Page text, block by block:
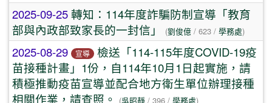
2025-09-25轉知：114年度詐騙防制宣導「教育
部與內政部致家長的一封信」
(劉俊億 / 623 / 學務處)
2025-08-29 宣導
檢送「114-115年度COVID-19疫
苗接種計畫」1份，自114年10月1日起實施，請
積極推動疫苗宣導並配合地方衛生單位辦理接種
相關作業，請查照。
(吳昭靜 / 396 / 學務處)